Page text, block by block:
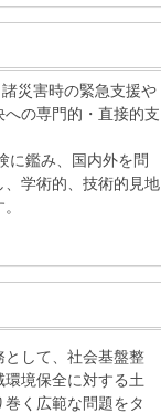
災害時の緊急支援や
の専門的・直接的支
に鑑み、国内外を問
学術的、技術的見地
して、社会基盤整
境保全に対する土
く広範な問題をタ